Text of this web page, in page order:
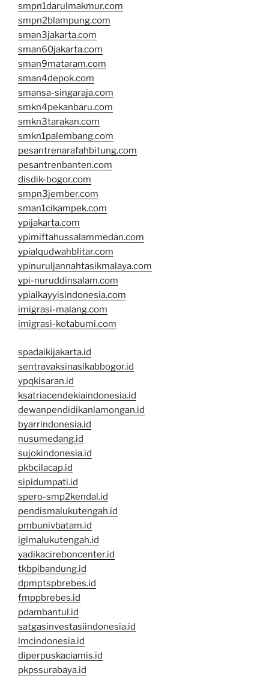
smpn1darulmakmur.com
smpn2blampung.com
sman3jakarta.com
sman60jakarta.com
sman9mataram.com
sman4depok.com
smansa-singaraja.com
smkn4pekanbaru.com
smkn3tarakan.com
smkn1palembang.com
pesantrenarafahbitung.com
pesantrenbanten.com
disdik-bogor.com
smpn3jember.com
sman1cikampek.com
ypijakarta.com
ypimiftahussalammedan.com
ypialqudwahblitar.com
ypinuruljannahtasikmalaya.com
ypi-nuruddinsalam.com
ypialkayyisindonesia.com
imigrasi-malang.com
imigrasi-kotabumi.com
spadaikijakarta.id
sentravaksinasikabbogor.id
ypqkisaran.id
ksatriacendekiaindonesia.id
dewanpendidikanlamongan.id
byarrindonesia.id
nusumedang.id
sujokindonesia.id
pkbcilacap.id
sipidumpati.id
spero-smp2kendal.id
pendismalukutengah.id
pmbunivbatam.id
igimalukutengah.id
yadikacireboncenter.id
tkbpibandung.id
dpmptspbrebes.id
fmppbrebes.id
pdambantul.id
satgasinvestasiindonesia.id
lmcindonesia.id
diperpuskaciamis.id
pkpssurabaya.id